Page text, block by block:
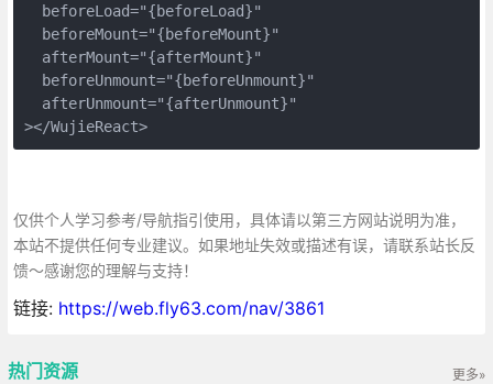
  beforeLoad="{beforeLoad}"
  beforeMount="{beforeMount}"
  afterMount="{afterMount}"
  beforeUnmount="{beforeUnmount}"
  afterUnmount="{afterUnmount}"
></WujieReact>
仅供个人学习参考/导航指引使用，具体请以第三方网站说明为准，
本站不提供任何专业建议。如果地址失效或描述有误，请联系站长反
馈～感谢您的理解与支持！
链接: https://web.fly63.com/nav/3861
更多»
热门资源